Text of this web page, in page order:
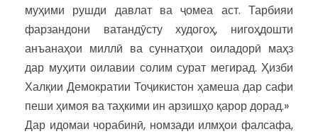
муҳими рушди давлат ва ҷомеа аст. Тарбияи
фарзандони ватандӯсту худогоҳ, нигоҳдошти
анъанаҳои миллӣ ва суннатҳои оиладорӣ маҳз
дар муҳити оилавии солим сурат мегирад. Ҳизби
Халқии Демократии Тоҷикистон ҳамеша дар сафи
пеши ҳимоя ва таҳкими ин арзишҳо қарор дорад.»
Дар идомаи чорабинӣ, номзади илмҳои фалсафа,